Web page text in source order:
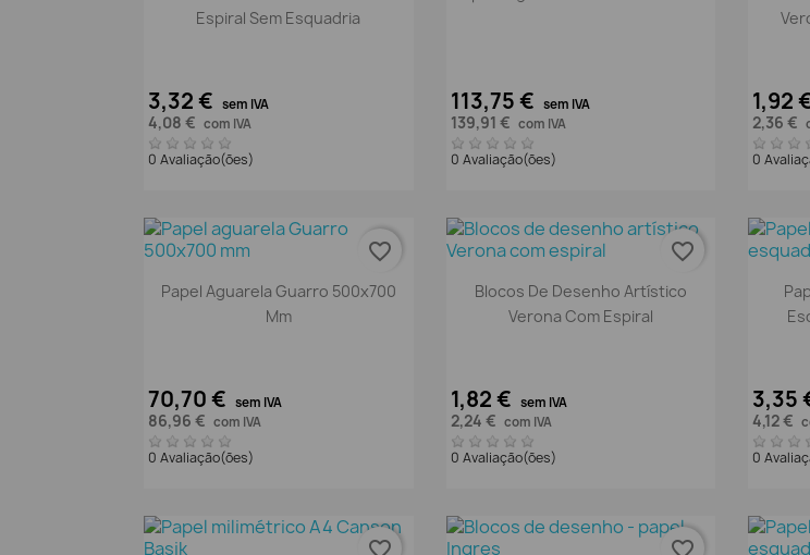
Espiral Sem Esquadria
3,32 € sem IVA
4,08 € com IVA
0 Avaliação(ões)
113,75 € sem IVA
139,91 € com IVA
0 Avaliação(ões)
1,92
2,36 €
0
Vista rápida
Papel Aguarela Guarro 500x700
Mm
70,70 € sem IVA
86,96 € com IVA
0 Avaliação(ões)
favorite_border
Vista rápida
Blocos De Desenho Artístico
Verona Com Espiral
1,82 € sem IVA
2,24 € com IVA
0 Avaliação(ões)
favorite_border
3,35
4,12 €
0
favorite_border favorite_border